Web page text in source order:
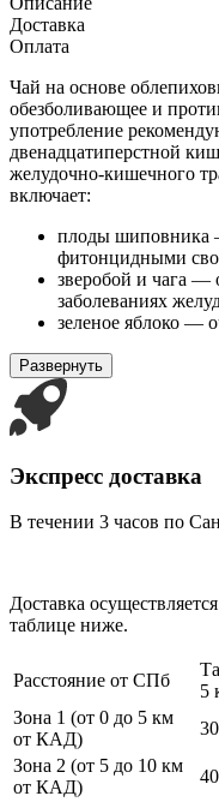
Доставка
Оплата
Чай на основе
обезболивающее и
употребление
двенадцатиперстной
желудочно-кишечного
включает:
плоды шиповника
фитонцидными
зверобой и чага —
заболеваниях
зеленое яблоко —
Развернуть
Экспресс доставка
В течении 3 часов по
Доставка
таблице ниже.
Расстояние от СПб
5
Зона 1 (от 0 до 5 км
от КАД)
Зона 2 (от 5 до 10 км
от КАД)